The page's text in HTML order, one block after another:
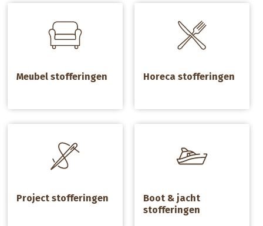
Bank reinigen
Meubel stofferingen Horeca stofferingen
Project stofferingen
Boot & jacht
stofferingen